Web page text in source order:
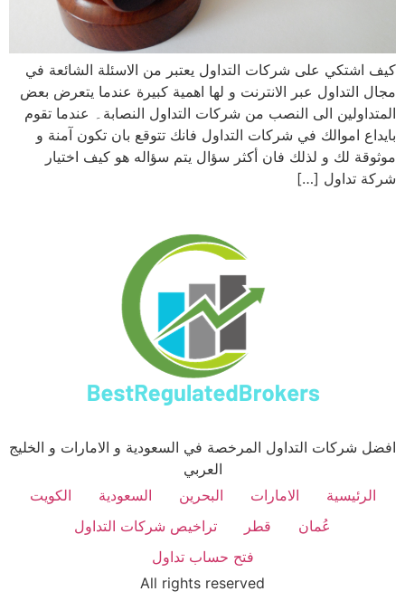
كيف اشتكي على شركات التداول يعتبر من الاسئلة الشائعة في
مجال التداول عبر الانترنت و لها اهمية كبيرة عندما يتعرض بعض
المتداولين الى النصب من شركات التداول النصابة۔ عندما تقوم
بايداع اموالك في شركات التداول فانك تتوقع بان تكون آمنة و
موثوقة لك و لذلك فان أكثر سؤال يتم سؤاله هو كيف اختيار
شركة تداول […]
افضل شركات التداول المرخصة في السعودية و الامارات و الخليج
العربي
الرئيسية
الامارات البحرين السعودية
الكويت
عُمان
قطر
تراخيص شركات التداول
فتح حساب تداول
All rights reserved